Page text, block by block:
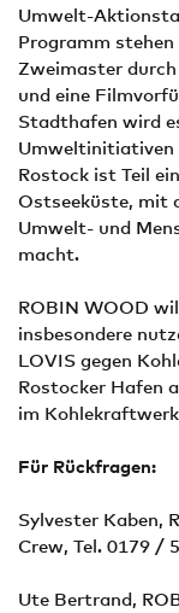
Umwelt-
Programm
Zweimaster
und eine
Stadthafen wird
Umweltinitiativen
Rostock ist Teil
Ostseeküste, mit
Umwelt- und
macht.
ROBIN WOOD
insbesondere
LOVIS gegen
Rostocker Hafen
im
Für Rückfragen:
Sylvester Kaben,
Crew, Tel. 0179 /
Ute Bertrand,